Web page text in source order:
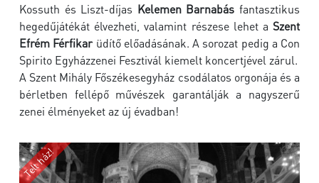
Kossuth és Liszt-díjas Kelemen Barnabás fantasztikus
hegedűjátékát élvezheti, valamint részese lehet a Szent
Efrém Férfikarüdítő előadásának. A sorozat pedig a Con
Spirito Egyházzenei Fesztivál kiemelt koncertjével zárul.
A Szent Mihály Főszékesegyház csodálatos orgonája és a
bérletben fellépő művészek garantálják a nagyszerű
zenei élményeket az új évadban!